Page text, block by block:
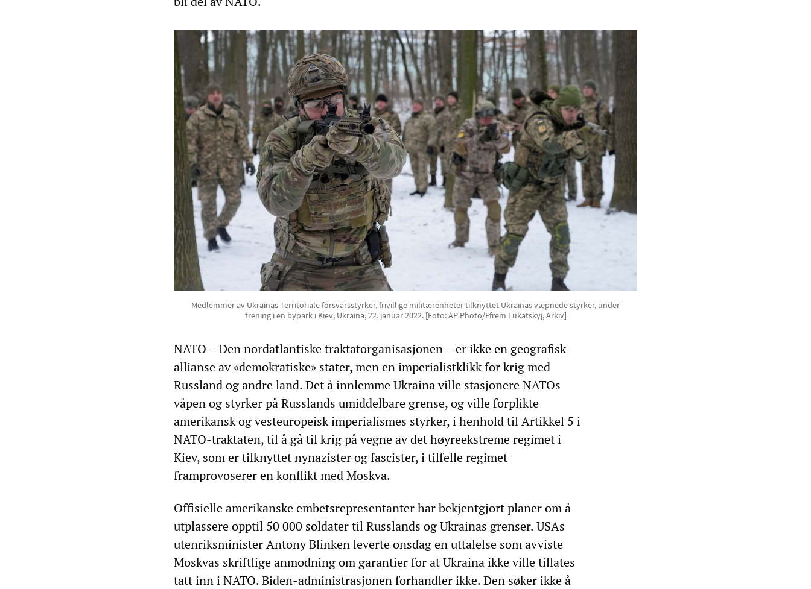
Medlemmer av Ukrainas Territoriale forsvarsstyrker, frivillige militærenheter tilknyttet Ukrainas væpnede styrker, under
trening i en bypark i Kiev, Ukraina, 22. januar 2022. [Foto: AP Photo/Efrem Lukatskyj, Arkiv]
NATO – Den nordatlantiske traktatorganisasjonen – er ikke en geografisk
allianse av «demokratiske» stater, men en imperialistklikk for krig med
Russland og andre land. Det å innlemme Ukraina ville stasjonere NATOs
våpen og styrker på Russlands umiddelbare grense, og ville forplikte
amerikansk og vesteuropeisk imperialismes styrker, i henhold til Artikkel 5 i
NATO-traktaten, til å gå til krig på vegne av det høyreekstreme regimet i
Kiev, som er tilknyttet nynazister og fascister, i tilfelle regimet
framprovoserer en konflikt med Moskva.
Offisielle amerikanske embetsrepresentanter har bekjentgjort planer om å
utplassere opptil 50 000 soldater til Russlands og Ukrainas grenser. USAs
utenriksminister Antony Blinken leverte onsdag en uttalelse som avviste
Moskvas skriftlige anmodning om garantier for at Ukraina ikke ville tillates
tatt inn i NATO. Biden-administrasjonen forhandler ikke. Den søker ikke å